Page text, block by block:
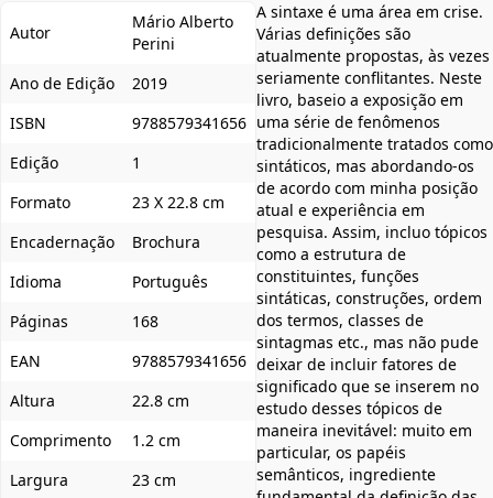
Autor
Mário Alberto
Perini
Ano de Edição
2019
ISBN
9788579341656
Edição
1
Formato
23 X 22.8 cm
Encadernação
Brochura
Idioma
Português
Páginas
168
EAN
9788579341656
Altura
22.8 cm
Comprimento
1.2 cm
Largura
23 cm
A sintaxe é uma área em crise.
Várias definições são
atualmente propostas, às vezes
seriamente conflitantes. Neste
livro, baseio a exposição em
uma série de fenômenos
tradicionalmente tratados como
sintáticos, mas abordando-os
de acordo com minha posição
atual e experiência em
pesquisa. Assim, incluo tópicos
como a estrutura de
constituintes, funções
sintáticas, construções, ordem
dos termos, classes de
sintagmas etc., mas não pude
deixar de incluir fatores de
significado que se inserem no
estudo desses tópicos de
maneira inevitável: muito em
particular, os papéis
semânticos, ingrediente